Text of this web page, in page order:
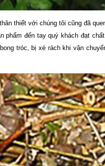
thiết với chúng tôi cũng đã
phẩm đến tay quý khách đạt
tróc, bị xé rách khi vận